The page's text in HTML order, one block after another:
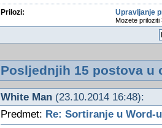
Prilozi:
Upravljanje
Mozete priloziti
Posljednjih 15 postova u
White Man(23.10.2014 16:48):
Predmet: Re: Sortiranje u Word-u